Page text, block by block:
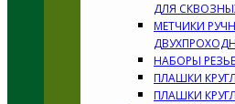
ДЛЯ
МЕТЧИКИ
НАБОРЫ
ПЛАШКИ
ПЛАШКИ